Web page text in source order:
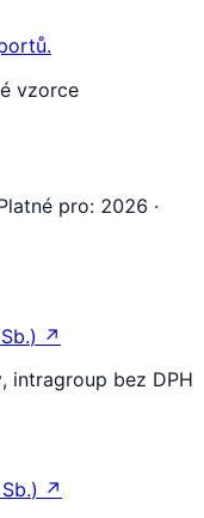
vzorce
pro: 2026 ·
) ↗
intragroup bez DPH
) ↗